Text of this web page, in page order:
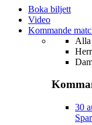
Boka biljett
Video
Kommande
Alla
30